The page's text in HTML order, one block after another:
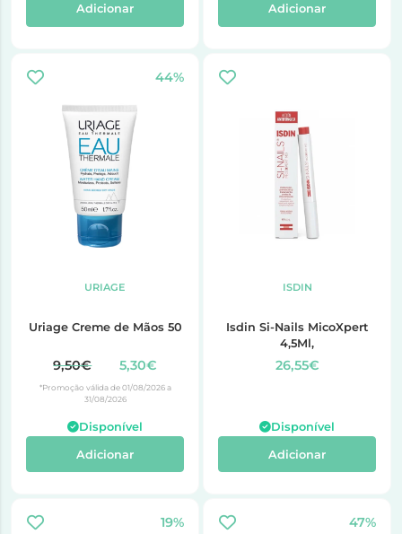
Adicionar Adicionar
44%
URIAGE
Uriage Creme de Mãos 50
9,50€ 5,30€
*Promoção válida de 01/08/2026 a
31/08/2026
Disponível
Adicionar
ISDIN
Isdin Si-Nails MicoXpert
4,5Ml,
26,55€
Disponível
Adicionar
19% 47%